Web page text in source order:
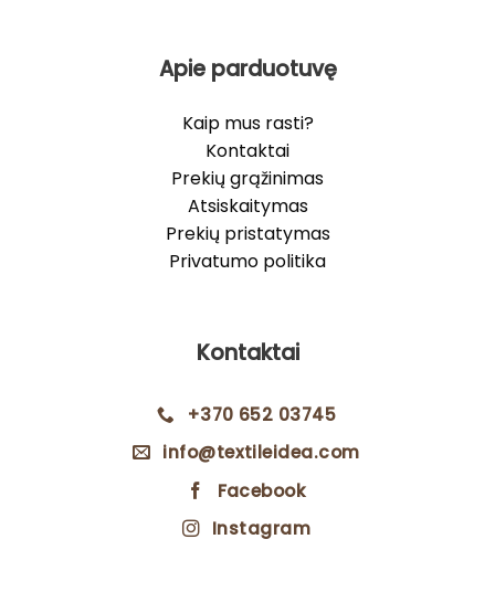
Apie parduotuvę
Kaip mus rasti?
Kontaktai
Prekių grąžinimas
Atsiskaitymas
Prekių pristatymas
Privatumo politika
Kontaktai
+370 652 03745
info@textileidea.com
Facebook
Instagram